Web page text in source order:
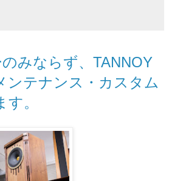
みならず、TANNOY
ンテナンス・カスタム
。